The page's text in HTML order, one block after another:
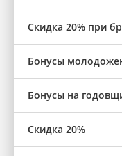
Скидка 20% при
Бонусы
Бонусы на
Скидка 20%